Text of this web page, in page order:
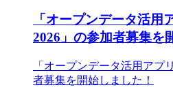
「オープンデータ活用
2026」の参加者募集を
「オープンデータ活用アプ
者募集を開始しました！